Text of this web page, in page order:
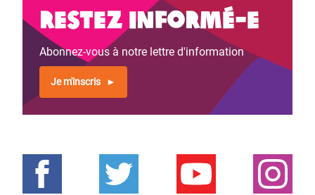
Restez informé-e
Abonnez-vous à notre lettre d'information
Je m'inscris